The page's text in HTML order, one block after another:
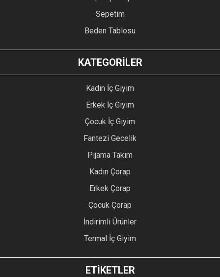
Sepetim
Beden Tablosu
KATEGORİLER
Kadın İç Giyim
Erkek İç Giyim
Çocuk İç Giyim
Fantezi Gecelik
Pijama Takım
Kadın Çorap
Erkek Çorap
Çocuk Çorap
İndirimli Ürünler
Termal İç Giyim
ETİKETLER